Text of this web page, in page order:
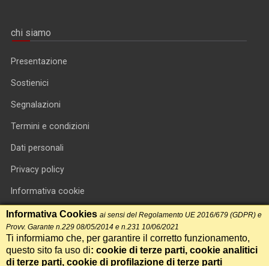
chi siamo
Presentazione
Sostienici
Segnalazioni
Termini e condizioni
Dati personali
Privacy policy
Informativa cookie
RSS feed
RSS Top News
Contatti
Informativa Cookies ai sensi del Regolamento UE 2016/679 (GDPR) e
Provv. Garante n.229 08/05/2014 e n.231 10/06/2021
Ti informiamo che, per garantire il corretto funzionamento,
questo sito fa uso di: cookie di terze parti, cookie analitici
di terze parti, cookie di profilazione di terze parti